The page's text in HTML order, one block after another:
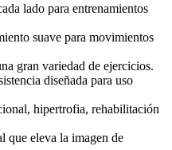
lado para entrenamientos
suave para movimientos
gran variedad de ejercicios.
diseñada para uso
hipertrofia, rehabilitación
que eleva la imagen de